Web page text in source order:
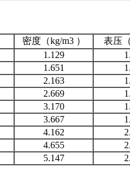
密度（kg/m3 ）
表压
1.129
1.651
2.163
2.669
3.170
3.667
4.162
4.655
5.147